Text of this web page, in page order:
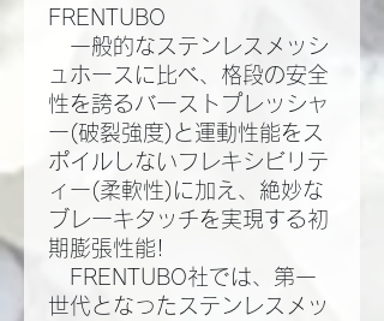
FRENTUBO
一般的なステンレスメッシ
ュホースに比べ、格段の安全
性を誇るバーストプレッシャ
ー(破裂強度)と運動性能をス
ポイルしないフレキシビリテ
ィー(柔軟性)に加え、絶妙な
ブレーキタッチを実現する初
期膨張性能!​
FRENTUBO社では、第一
世代となったステンレスメッ